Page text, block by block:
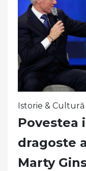
Istorie & Cultură
Povestea
dragoste
Marty